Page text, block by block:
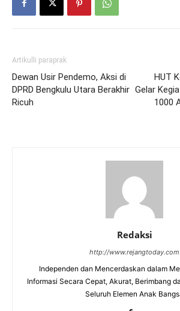
Artikulli paraprak
Dewan Usir Pendemo, Aksi di
DPRD Bengkulu Utara Berakhir
Ricuh
HUT
Gelar
1000
Redaksi
http://www.rejangtoday.com
Independen dan Mencerdaskan dalam
Informasi Secara Cepat, Akurat, Berimbang
Seluruh Elemen Anak